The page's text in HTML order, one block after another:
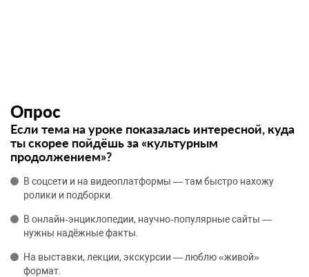
Опрос
Если тема на уроке показалась интересной, куда
ты скорее пойдёшь за «культурным
продолжением»?
В соцсети и на видеоплатформы — там быстро нахожу
ролики и подборки.
В онлайн‑энциклопедии, научно‑популярные сайты —
нужны надёжные факты.
На выставки, лекции, экскурсии — люблю «живой»
формат.